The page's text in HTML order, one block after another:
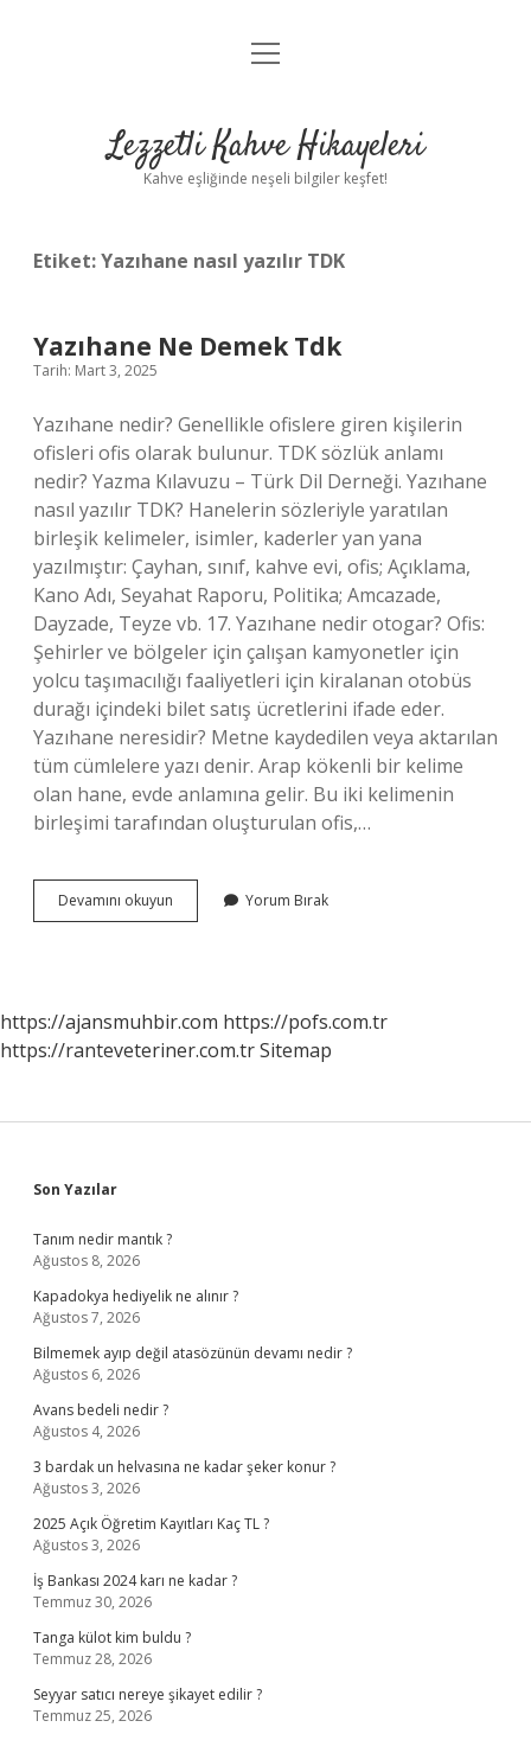
Anasayfa
Yasal Uyarı
menüyü
Lezzetli Kahve Hikayeleri
Kahve eşliğinde neşeli bilgiler keşfet!
Etiket:Yazıhane nasıl yazılır TDK
Yazıhane Ne Demek Tdk
Tarih: Mart 3, 2025
Yazıhane nedir? Genellikle ofislere giren kişilerin
ofisleri ofis olarak bulunur. TDK sözlük anlamı
nedir? Yazma Kılavuzu – Türk Dil Derneği. Yazıhane
nasıl yazılır TDK? Hanelerin sözleriyle yaratılan
birleşik kelimeler, isimler, kaderler yan yana
yazılmıştır: Çayhan, sınıf, kahve evi, ofis; Açıklama,
Kano Adı, Seyahat Raporu, Politika; Amcazade,
Dayzade, Teyze vb. 17. Yazıhane nedir otogar? Ofis:
Şehirler ve bölgeler için çalışan kamyonetler için
yolcu taşımacılığı faaliyetleri için kiralanan otobüs
durağı içindeki bilet satış ücretlerini ifade eder.
Yazıhane neresidir? Metne kaydedilen veya aktarılan
tüm cümlelere yazı denir. Arap kökenli bir kelime
olan hane, evde anlamına gelir. Bu iki kelimenin
birleşimi tarafından oluşturulan ofis,…
Devamını okuyun Yazıhane
Ne
Yorum Bırak
https://ajansmuhbir.com https://pofs.com.tr
https://ranteveteriner.com.trSitemap
Sidebar
Son Yazılar
Tanım nedir mantık ?
Ağustos 8, 2026
Kapadokya hediyelik ne alınır ?
Ağustos 7, 2026
Bilmemek ayıp değil atasözünün devamı nedir ?
Ağustos 6, 2026
Avans bedeli nedir ?
Ağustos 4, 2026
3 bardak un helvasına ne kadar şeker konur ?
Ağustos 3, 2026
2025 Açık Öğretim Kayıtları Kaç TL ?
Ağustos 3, 2026
İş Bankası 2024 karı ne kadar ?
Temmuz 30, 2026
Tanga külot kim buldu ?
Temmuz 28, 2026
Seyyar satıcı nereye şikayet edilir ?
Temmuz 25, 2026